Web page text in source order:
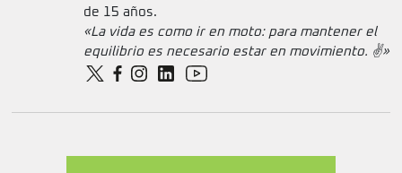
de 15 años.
«La vida es como ir en moto: para mantener el
equilibrio es necesario estar en movimiento. ✌️»